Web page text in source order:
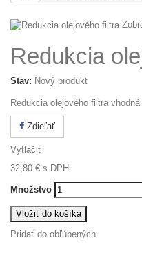
Redukcia
Stav: Nový produkt
Redukcia olejového filtra vhodná
Zdieľať
Vytlačiť
32,80 € s DPH
Množstvo
Vložiť do košíka
Pridať do obľúbených